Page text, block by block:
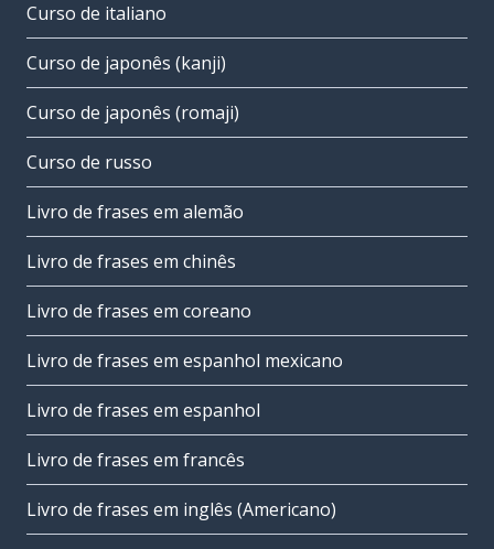
Curso de italiano
Curso de japonês (kanji)
Curso de japonês (romaji)
Curso de russo
Livro de frases em alemão
Livro de frases em chinês
Livro de frases em coreano
Livro de frases em espanhol mexicano
Livro de frases em espanhol
Livro de frases em francês
Livro de frases em inglês (Americano)